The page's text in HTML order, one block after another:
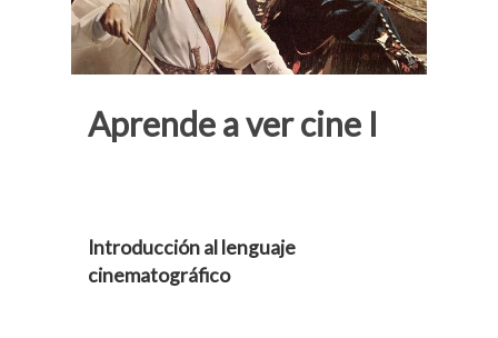
Aprende a ver cine I
Introducción al lenguaje
cinematográfico